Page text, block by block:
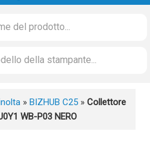
» BIZHUB C25 » Collettore
WB-P03 NERO